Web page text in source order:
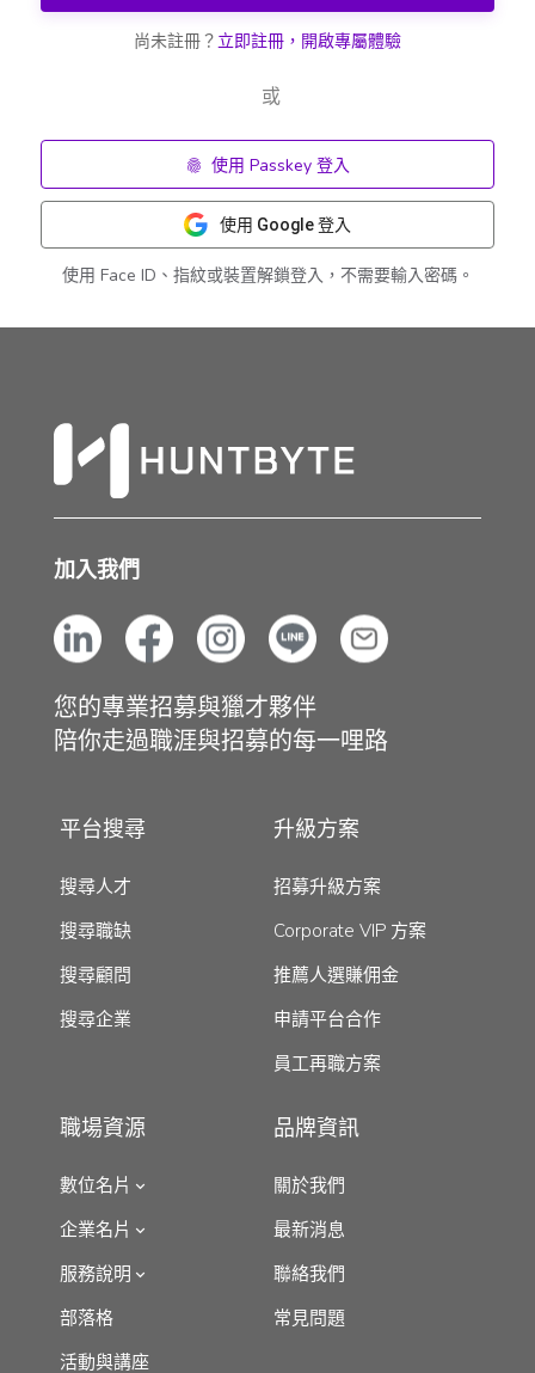
尚未註冊？立即註冊，開啟專屬體驗
或
使用 Passkey 登入
使用 Google 登入
使用 Face ID、指紋或裝置解鎖登入，不需要輸入密碼。
加入我們
您的專業招募與獵才夥伴
陪你走過職涯與招募的每一哩路
平台搜尋
搜尋人才
搜尋職缺
搜尋顧問
搜尋企業
升級方案
招募升級方案
Corporate VIP 方案
推薦人選賺佣金
申請平台合作
員工再職方案
職場資源
數位名片
企業名片
服務說明
部落格
活動與講座
品牌資訊
關於我們
最新消息
聯絡我們
常見問題